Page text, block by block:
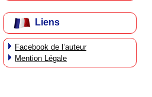
Liens
Facebook de l’auteur
Mention Légale